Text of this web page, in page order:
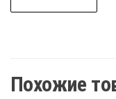
Похожие